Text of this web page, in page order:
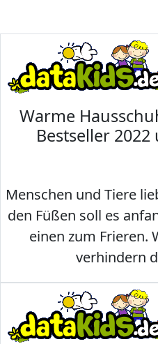
Warme
Bestseller 2022
Menschen und Tiere
den Füßen soll es
einen zum Frieren.
verhindern